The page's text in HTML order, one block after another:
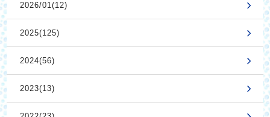
2026/01(12)
2025(125)
2024(56)
2023(13)